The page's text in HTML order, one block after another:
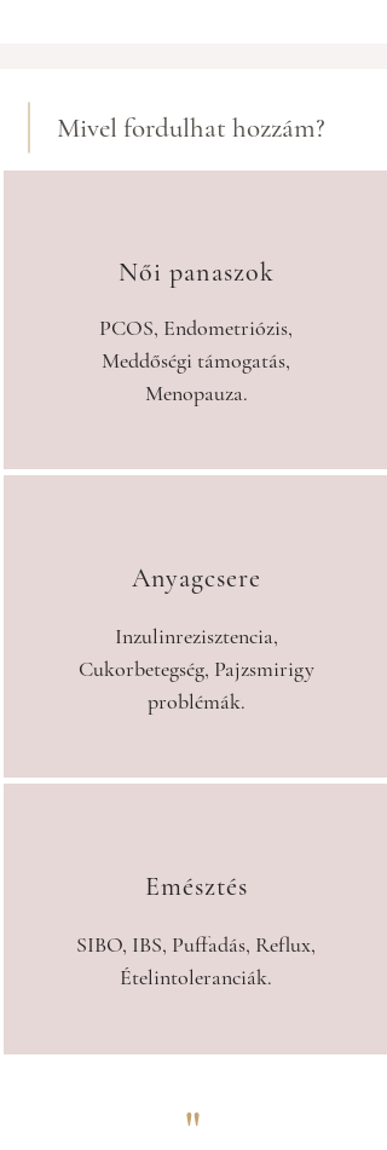
Mivel fordulhat hozzám?
Női panaszok
PCOS, Endometriózis,
Meddőségi támogatás,
Menopauza.
Anyagcsere
Inzulinrezisztencia,
Cukorbetegség, Pajzsmirigy
problémák.
Emésztés
SIBO, IBS, Puffadás, Reflux,
Ételintoleranciák.
"